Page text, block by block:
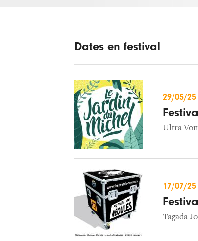
Dates en festival
29/05/25
Ultra
17/07/25
Tagada